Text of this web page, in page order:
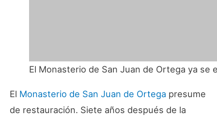
El Monasterio de San Juan de Ortega ya se
El Monasterio de San Juan de Ortega presume
de restauración. Siete años después de la